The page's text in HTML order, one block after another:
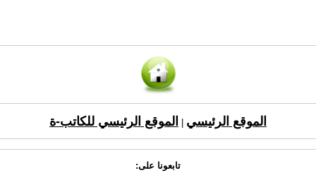
الموقع الرئيسي الموقع الرئيسي للكاتب-ة
تابعونا على: